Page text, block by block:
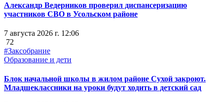
Александр Ведерников проверил диспансеризацию
участников СВО в Усольском районе
7 августа 2026 г. 12:06
72
#Заксобрание
Образование и дети
Блок начальной школы в жилом районе Сухой закроют.
Младшеклассники на уроки будут ходить в детский сад